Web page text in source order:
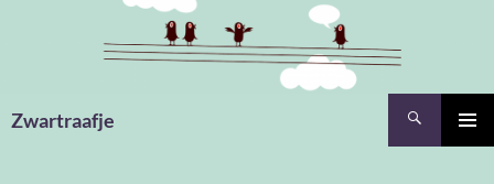
Zwartraafje